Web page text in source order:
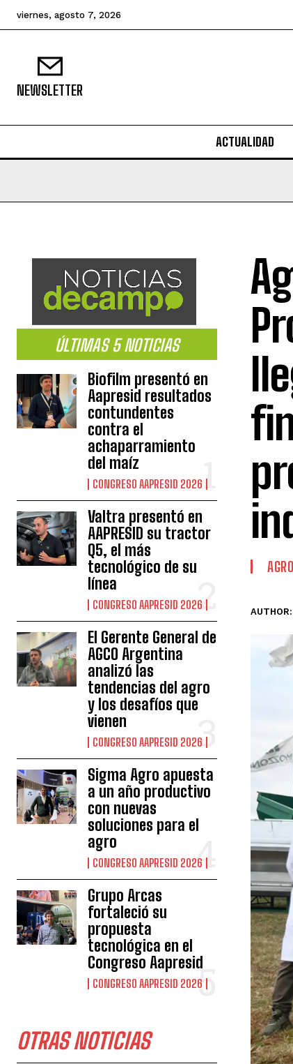
viernes, agosto 7, 2026
NEWSLETTER
ACTUALIDAD
ÚLTIMAS 5 NOTICIAS
Biofilm presentó en
Aapresid resultados
contundentes
contra el
achaparramiento
del maíz
CONGRESO AAPRESID 2026
Valtra presentó en
AAPRESID su tractor
Q5, el más
tecnológico de su
línea
CONGRESO AAPRESID 2026
El Gerente General de
AGCO Argentina
analizó las
tendencias del agro
y los desafíos que
vienen
CONGRESO AAPRESID 2026
Sigma Agro apuesta
a un año productivo
con nuevas
soluciones para el
agro
CONGRESO AAPRESID 2026
Grupo Arcas
fortaleció su
propuesta
tecnológica en el
Congreso Aapresid
CONGRESO AAPRESID 2026
OTRAS NOTICIAS
AUTHOR: